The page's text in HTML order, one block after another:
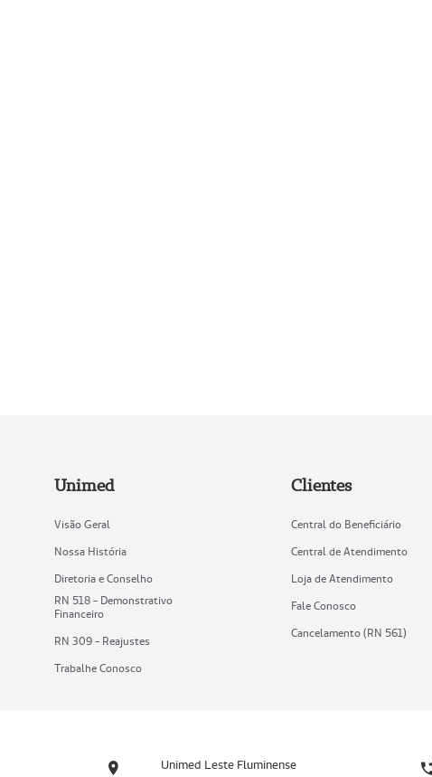
Unimed
Visão Geral
Nossa História
Diretoria e Conselho
RN 518 - Demonstrativo
Financeiro
RN 309 - Reajustes
Trabalhe Conosco
Clientes
Central do Beneficiário
Central de Atendimento
Loja de Atendimento
Fale Conosco
Cancelamento (RN 561)
Unimed Leste Fluminense